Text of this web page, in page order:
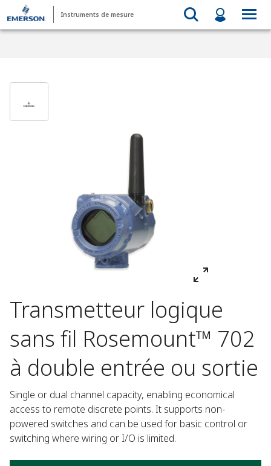
Instruments de mesure
Transmetteur logique
sans fil Rosemount™ 702
à double entrée ou sortie
Single or dual channel capacity, enabling economical
access to remote discrete points. It supports non-
powered switches and can be used for basic control or
switching where wiring or I/O is limited.